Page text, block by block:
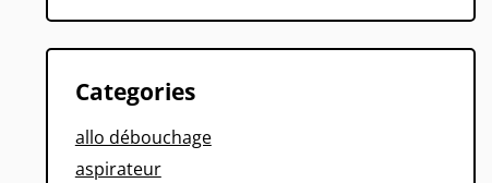
Categories
allo débouchage
aspirateur